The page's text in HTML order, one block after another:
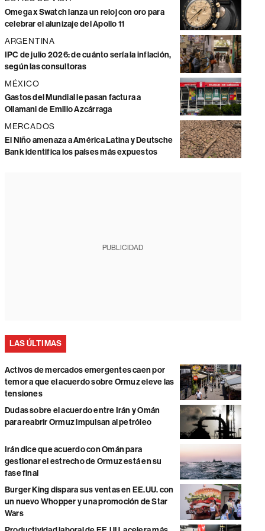
Omega x Swatch lanza un reloj con oro para
celebrar el alunizaje del Apollo 11
ARGENTINA
IPC de julio 2026: de cuánto sería la inflación,
según las consultoras
MÉXICO
Gastos del Mundial le pasan factura a
Ollamani de Emilio Azcárraga
MERCADOS
El Niño amenaza a América Latina y Deutsche
Bank identifica los países más expuestos
PUBLICIDAD
LAS ÚLTIMAS
Activos de mercados emergentes caen por
temor a que el acuerdo sobre Ormuz eleve las
tensiones
Dudas sobre el acuerdo entre Irán y Omán
para reabrir Ormuz impulsan al petróleo
Irán dice que acuerdo con Omán para
gestionar el estrecho de Ormuz está en su
fase final
Burger King dispara sus ventas en EE.UU. con
un nuevo Whopper y una promoción de Star
Wars